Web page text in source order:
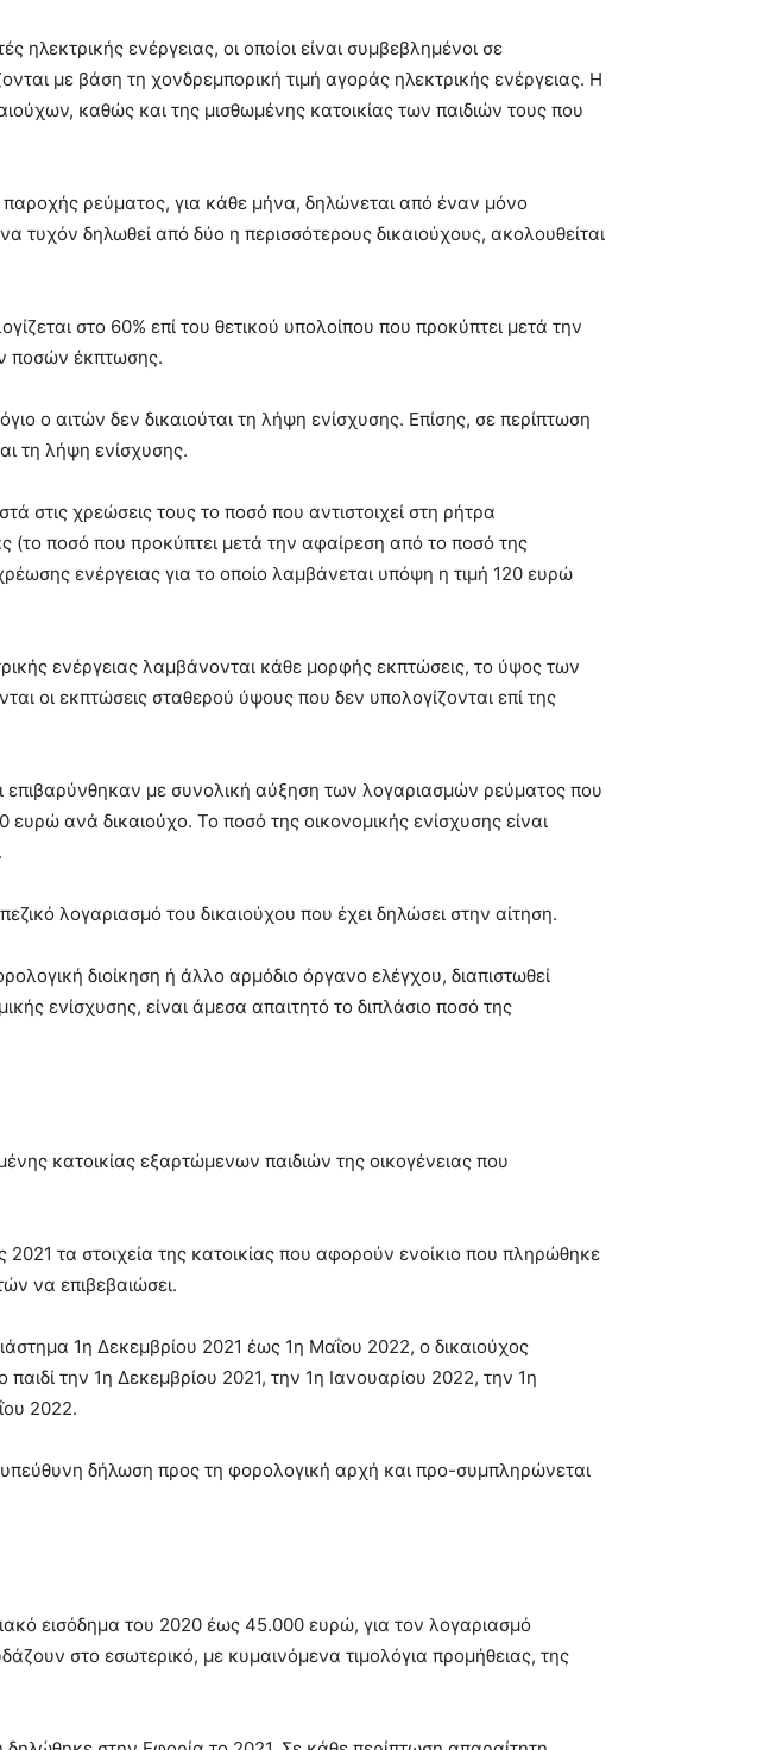
ηλεκτρικής ενέργειας, οι οποίοι είναι συμβεβλημένοι σε
με βάση τη χονδρεμπορική τιμή αγοράς ηλεκτρικής ενέργειας. Η
καθώς και της μισθωμένης κατοικίας των παιδιών τους που
παροχής ρεύματος, για κάθε μήνα, δηλώνεται από έναν μόνο
τυχόν δηλωθεί από δύο η περισσότερους δικαιούχους, ακολουθείται
στο 60% επί του θετικού υπολοίπου που προκύπτει μετά την
ποσών έκπτωσης.
ο αιτών δεν δικαιούται τη λήψη ενίσχυσης. Επίσης, σε περίπτωση
τη λήψη ενίσχυσης.
στις χρεώσεις τους το ποσό που αντιστοιχεί στη ρήτρα
(το ποσό που προκύπτει μετά την αφαίρεση από το ποσό της
ενέργειας για το οποίο λαμβάνεται υπόψη η τιμή 120 ευρώ
ενέργειας λαμβάνονται κάθε μορφής εκπτώσεις, το ύψος των
οι εκπτώσεις σταθερού ύψους που δεν υπολογίζονται επί της
επιβαρύνθηκαν με συνολική αύξηση των λογαριασμών ρεύματος που
ανά δικαιούχο. Το ποσό της οικονομικής ενίσχυσης είναι
λογαριασμό του δικαιούχου που έχει δηλώσει στην αίτηση.
διοίκηση ή άλλο αρμόδιο όργανο ελέγχου, διαπιστωθεί
ενίσχυσης, είναι άμεσα απαιτητό το διπλάσιο ποσό της
κατοικίας εξαρτώμενων παιδιών της οικογένειας που
τα στοιχεία της κατοικίας που αφορούν ενοίκιο που πληρώθηκε
να επιβεβαιώσει.
1η Δεκεμβρίου 2021 έως 1η Μαΐου 2022, ο δικαιούχος
παιδί την 1η Δεκεμβρίου 2021, την 1η Ιανουαρίου 2022, την 1η
2022.
υπεύθυνη δήλωση προς τη φορολογική αρχή και προ-συμπληρώνεται
εισόδημα του 2020 έως 45.000 ευρώ, για τον λογαριασμό
στο εσωτερικό, με κυμαινόμενα τιμολόγια προμήθειας, της